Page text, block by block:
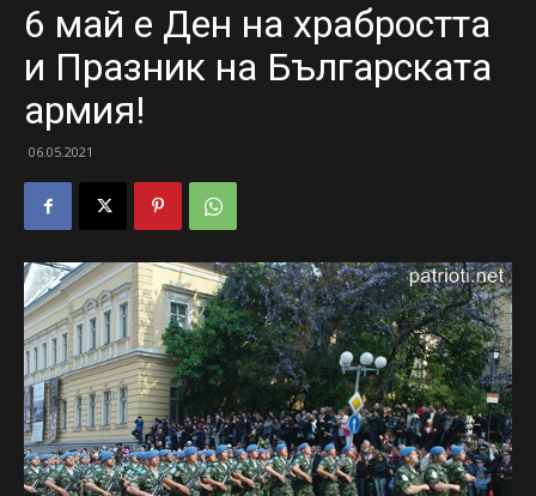
Net
6 май е Ден на храбростта
и Празник на Българската
армия!
06.05.2021